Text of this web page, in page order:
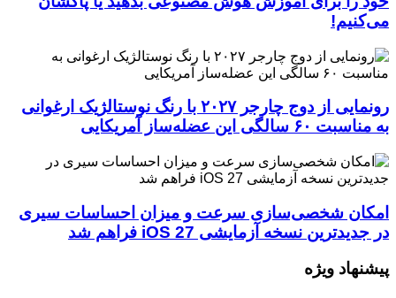
می‌کنیم!
رونمایی از دوج چارجر ۲۰۲۷ با رنگ نوستالژیک ارغوانی
به مناسبت ۶۰ سالگی این عضله‌ساز آمریکایی
امکان شخصی‌سازی سرعت و میزان احساسات سیری
در جدیدترین نسخه آزمایشی iOS 27 فراهم شد
پیشنهاد ویژه